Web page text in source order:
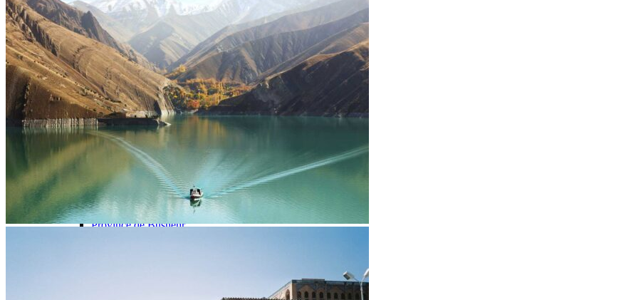
Kashan
Persepolis
Qom
Shiraz
Téhéran
Yazd
Est de l’Iran
Province de Kerman
Province de Semnan
Province du Khorasan
Province du Sistan va Baluchestan
Nord de l’Iran
Province d’Ardabil
Province de Mazandaran
Province du Gilan
Province du Golestan
Golfe Persique
Province de Bushehr